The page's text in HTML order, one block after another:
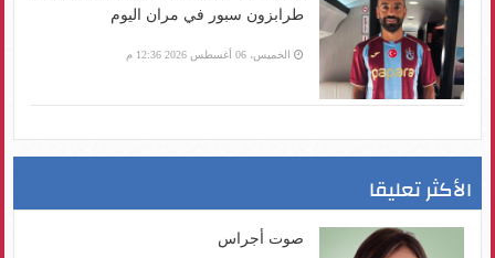
طرابزون سبور في مران اليوم
الخميس، 06 أغسطس 2026 12:36 م
الأكثر تعليقا
صوت أجراس